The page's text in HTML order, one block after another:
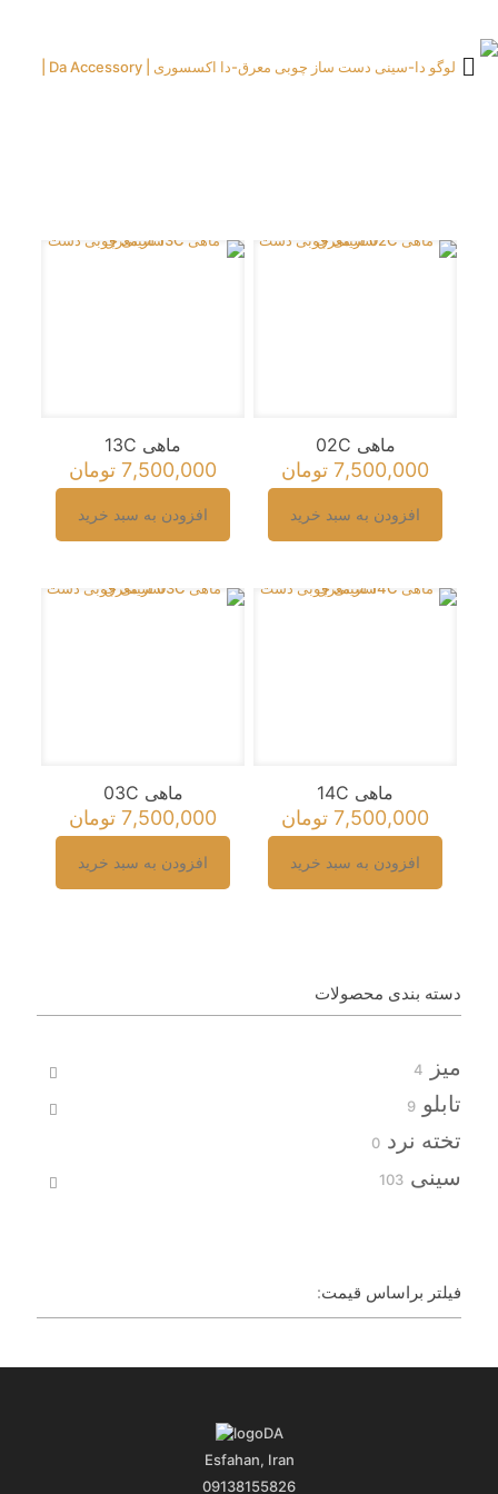
ماهی 02C
7,500,000 تومان
افزودن به سبد خرید
ماهی 13C
7,500,000 تومان
افزودن به سبد خرید
ماهی 14C
7,500,000 تومان
افزودن به سبد خرید
ماهی 03C
7,500,000 تومان
افزودن به سبد خرید
دسته بندی محصولات
میز 4
تابلو 9
تخته نرد 0
سینی 103
فیلتر براساس قیمت:
Esfahan, Iran
09138155826